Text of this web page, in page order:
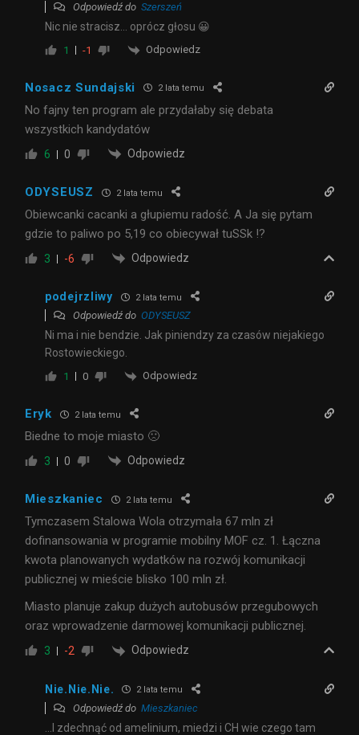
Odpowiedź do Szerszeń
Nic nie stracisz… oprócz głosu 😀
1 -1 Odpowiedz
Nosacz Sundajski 2 lata temu
No fajny ten program ale przydałaby się debata
wszystkich kandydatów
6 0 Odpowiedz
ODYSEUSZ 2 lata temu
Obiewcanki cacanki a głupiemu radość. A Ja się pytam
gdzie to paliwo po 5,19 co obiecywał tuSSk !?
3 -6 Odpowiedz
podejrzliwy 2 lata temu
Odpowiedź do ODYSEUSZ
Ni ma i nie bendzie. Jak piniendzy za czasów niejakiego
Rostowieckiego.
1 0 Odpowiedz
Eryk 2 lata temu
Biedne to moje miasto 🙁
3 0 Odpowiedz
Mieszkaniec 2 lata temu
Tymczasem Stalowa Wola otrzymała 67 mln zł
dofinansowania w programie mobilny MOF cz. 1. Łączna
kwota planowanych wydatków na rozwój komunikacji
publicznej w mieście blisko 100 mln zł.
Miasto planuje zakup dużych autobusów przegubowych
oraz wprowadzenie darmowej komunikacji publicznej.
3 -2 Odpowiedz
Nie.Nie.Nie. 2 lata temu
Odpowiedź do Mieszkaniec
…I zdechnąć od amelinium, miedzi i CH wie czego tam